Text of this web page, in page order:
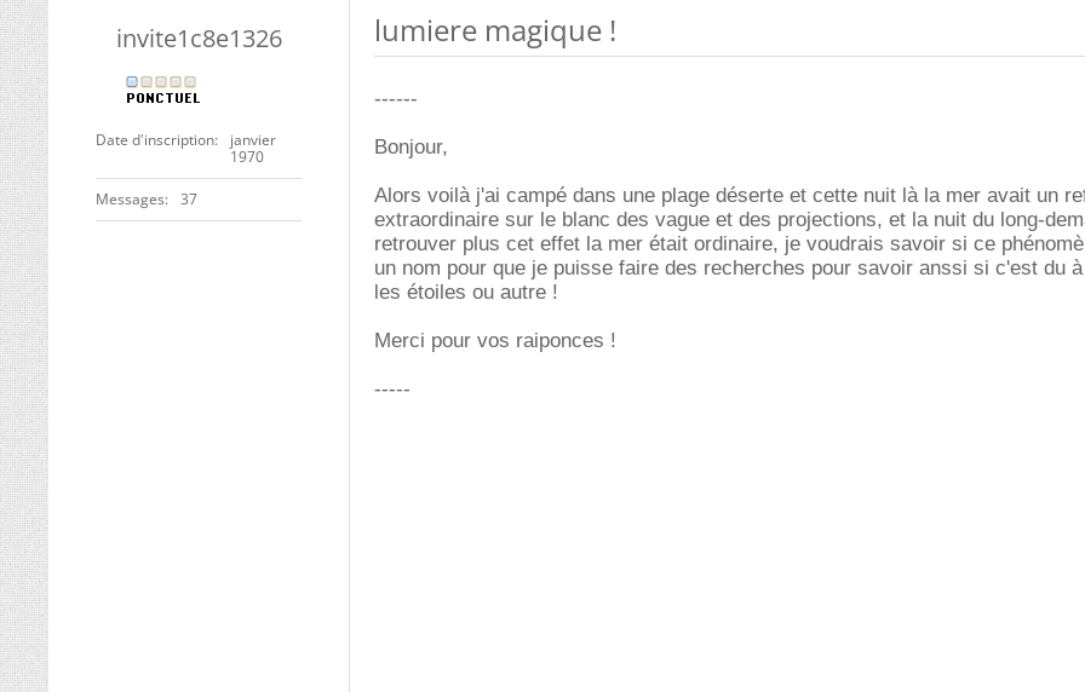
invite1c8e1326
Date d'inscription
janvier
1970
Messages 37
lumiere magique !
------
Bonjour,
Alors voilà j'ai campé dans une plage déserte et cette nuit là la mer avait un
extraordinaire sur le blanc des vague et des projections, et la nuit du long-
retrouver plus cet effet la mer était ordinaire, je voudrais savoir si ce
un nom pour que je puisse faire des recherches pour savoir anssi si c'est du
les étoiles ou autre !
Merci pour vos raiponces !
-----